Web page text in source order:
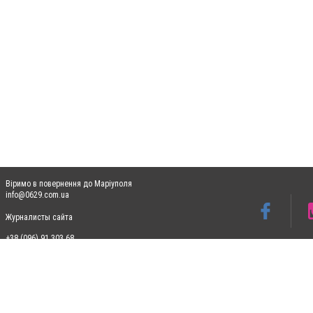
Віримо в повернення до Маріуполя
info@0629.com.ua
Журналисты сайта
+38 (096) 91 303 68